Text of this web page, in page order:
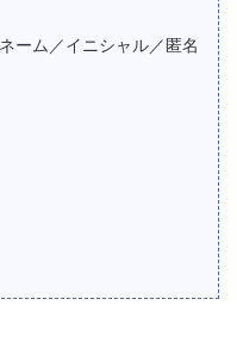
ム／イニシャル／匿名